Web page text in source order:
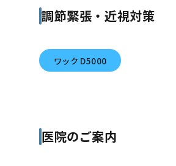
調節緊張・近視対策
ワック D5000
医院のご案内